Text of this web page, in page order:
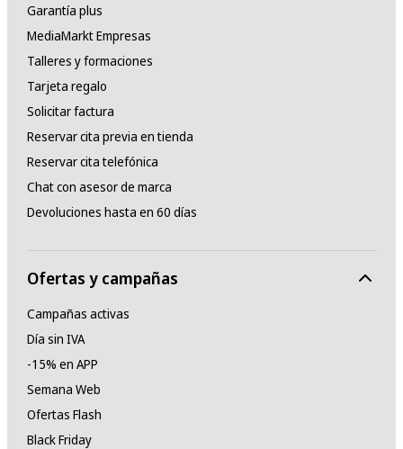
Garantía plus
MediaMarkt Empresas
Talleres y formaciones
Tarjeta regalo
Solicitar factura
Reservar cita previa en tienda
Reservar cita telefónica
Chat con asesor de marca
Devoluciones hasta en 60 días
Ofertas y campañas
Campañas activas
Día sin IVA
-15% en APP
Semana Web
Ofertas Flash
Black Friday